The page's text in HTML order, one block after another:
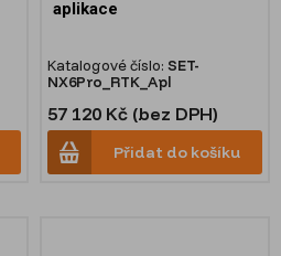
aplikace
Katalogové číslo: SET-
NX6Pro_RTK_Apl
57 120 Kč (bez DPH)
Přidat do košíku